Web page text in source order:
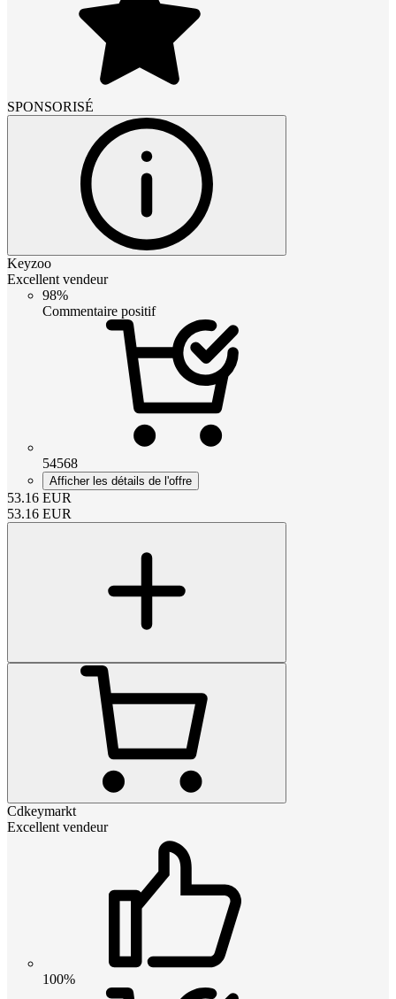
SPONSORISÉ
Keyzoo
Excellent vendeur
98%
Commentaire positif
54568
Afficher les détails de l'offre
53.16 EUR
53.16 EUR
Cdkeymarkt
Excellent vendeur
100%